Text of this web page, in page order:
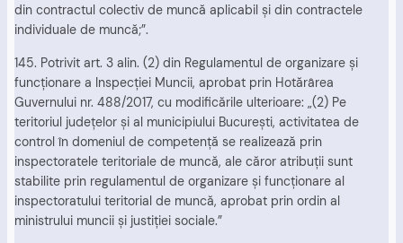
din contractul colectiv de muncă aplicabil şi din contractele
individuale de muncă;”.
145. Potrivit art. 3 alin. (2) din Regulamentul de organizare şi
funcţionare a Inspecţiei Muncii, aprobat prin Hotărârea
Guvernului nr. 488/2017, cu modificările ulterioare: „(2) Pe
teritoriul judeţelor şi al municipiului Bucureşti, activitatea de
control în domeniul de competenţă se realizează prin
inspectoratele teritoriale de muncă, ale căror atribuţii sunt
stabilite prin regulamentul de organizare şi funcţionare al
inspectoratului teritorial de muncă, aprobat prin ordin al
ministrului muncii şi justiţiei sociale.”